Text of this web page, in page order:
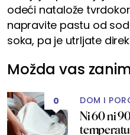
odeći natalože
napravite pastu od
soka, pa je utrljate
Možda vas
0 DOM I
Ni 60 ni